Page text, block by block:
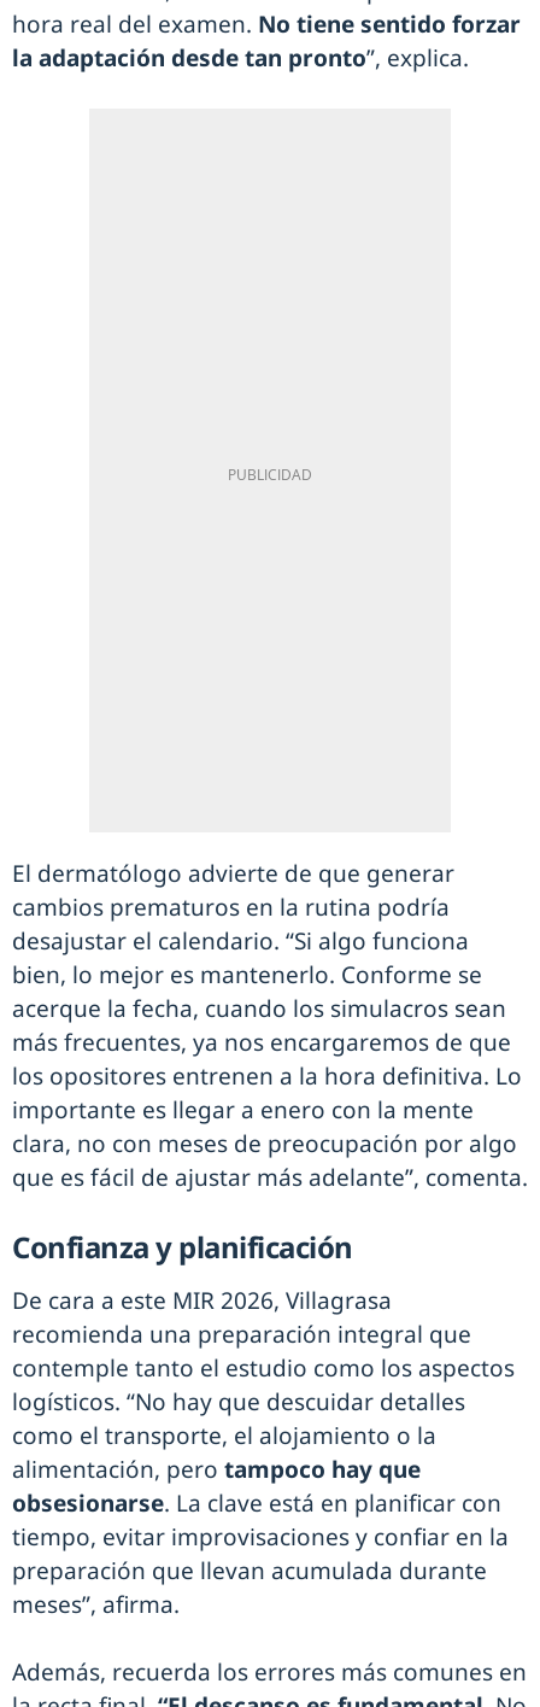
hora real del examen. No tiene sentido forzar
la adaptación desde tan pronto”, explica.
El dermatólogo advierte de que generar
cambios prematuros en la rutina podría
desajustar el calendario. “Si algo funciona
bien, lo mejor es mantenerlo. Conforme se
acerque la fecha, cuando los simulacros sean
más frecuentes, ya nos encargaremos de que
los opositores entrenen a la hora definitiva. Lo
importante es llegar a enero con la mente
clara, no con meses de preocupación por algo
que es fácil de ajustar más adelante”, comenta.
Confianza y planificación
De cara a este MIR 2026, Villagrasa
recomienda una preparación integral que
contemple tanto el estudio como los aspectos
logísticos. “No hay que descuidar detalles
como el transporte, el alojamiento o la
alimentación, pero tampoco hay que
obsesionarse. La clave está en planificar con
tiempo, evitar improvisaciones y confiar en la
preparación que llevan acumulada durante
meses”, afirma.
Además, recuerda los errores más comunes en